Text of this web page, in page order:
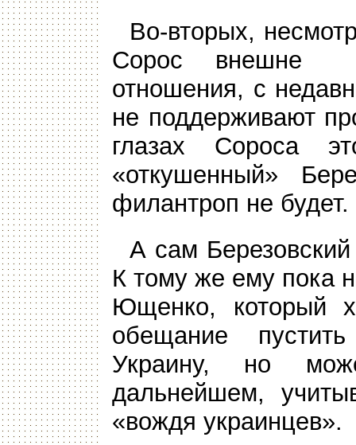
Во-вторых,
Сорос внешне
отношения, с
не поддерживают
глазах Сороса
«откушенный»
филантроп не будет.
А сам
К тому же ему пока
Ющенко, который
обещание
Украину, но
дальнейшем,
«вождя украинцев».